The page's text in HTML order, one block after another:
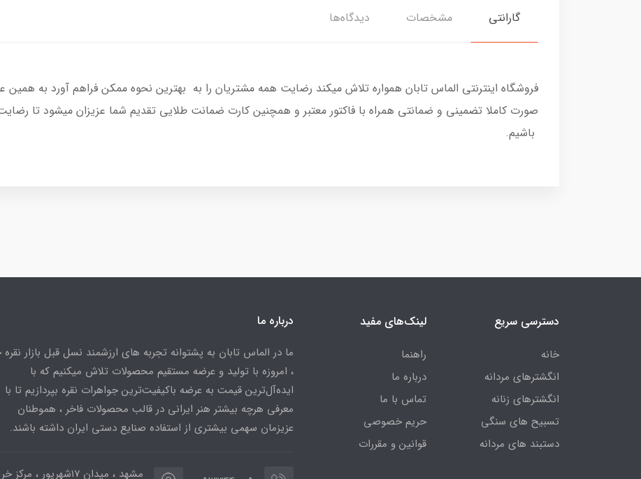
گارانتی مشخصات دیدگاه‌ها
فروشگاه اینترنتی الماس تابان همواره تلاش میکند رضایت همه مشتریان را به بهترین نحوه ممکن فراهم آورد به همین
صورت کاملا تضمینی و ضمانتی همراه با فاکتور معتبر و همچنین کارت ضمانت طلایی تقدیم شما عزیزان میشود تا
باشیم.
دسترسی سریع
خانه
انگشترهای مردانه
انگشترهای زنانه
تسبیح های سنگی
دستبند های مردانه
لینک‌های مفید
راهنما
درباره ما
تماس با ما
حریم خصوصی
قوانین و مقررات
درباره ما
ما در الماس تابان به پشتوانه تجربه های ارزشمند نسل قبل بازار
، امروزه با تولید و عرضه مستقیم محصولات تلاش میکنیم که با
ایده‌آل‌ترین قیمت به عرضه باکیفیت‌ترین جواهرات نقره بپردازیم تا با
معرفی هرچه بیشتر هنر ایرانی در قالب محصولات فاخر ، هموطنان
عزیزمان سهمی بیشتری از استفاده صنایع دستی ایران داشته باشند.
مشهد ، میدان ۱۷شهریور ، مرکز